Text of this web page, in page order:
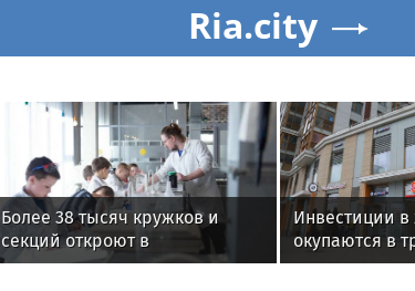
Ria.city
Более 38 тысяч кружков и
секций откроют в
Подмосковье для школьников
Инвестиции
окупаются в
чем в